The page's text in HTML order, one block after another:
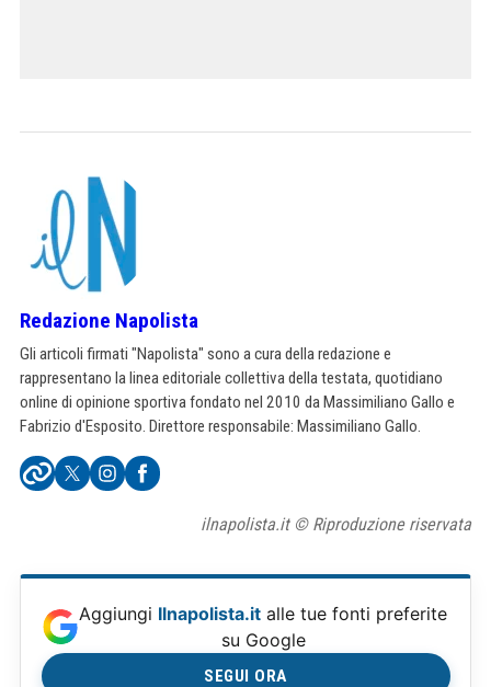
Redazione Napolista
Gli articoli firmati "Napolista" sono a cura della redazione e
rappresentano la linea editoriale collettiva della testata, quotidiano
online di opinione sportiva fondato nel 2010 da Massimiliano Gallo e
Fabrizio d'Esposito. Direttore responsabile: Massimiliano Gallo.
ilnapolista.it © Riproduzione riservata
Aggiungi Ilnapolista.it alle tue fonti preferite
su Google
SEGUI ORA